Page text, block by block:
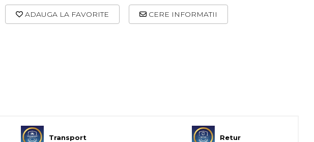
ADAUGA LA FAVORITE CERE INFORMATII
Transport Retur